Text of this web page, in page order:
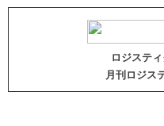
ロジステ
月刊ロジス